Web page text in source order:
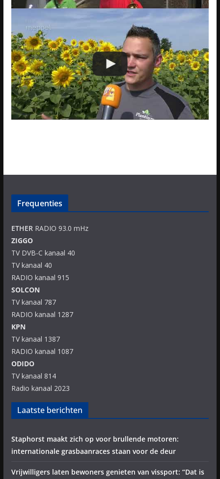
Frequenties
ETHERRADIO 93.0 mHz
ZIGGO
TV DVB-C kanaal 40
TV kanaal 40
RADIO kanaal 915
SOLCON
TV kanaal 787
RADIO kanaal 1287
KPN
TV kanaal 1387
RADIO kanaal 1087
ODIDO
TV kanaal 814
Radio kanaal 2023
Laatste berichten
Staphorst maakt zich op voor brullende motoren:
internationale grasbaanraces staan voor de deur
Vrijwilligers laten bewoners genieten van vissport: “Dat is